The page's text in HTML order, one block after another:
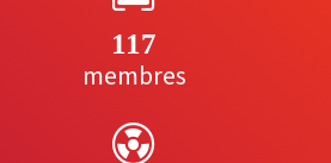
117
membres